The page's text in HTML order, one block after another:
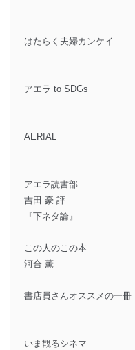
はたらく夫婦カンケイ
アエラ to SDGs
AERIAL
アエラ読書部
吉田 豪 評
『下ネタ論』
この人のこの本
河合 薫
書店員さんオススメの一冊
いま観るシネマ